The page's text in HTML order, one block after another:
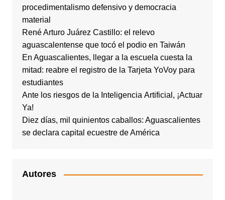
procedimentalismo defensivo y democracia
material
René Arturo Juárez Castillo: el relevo
aguascalentense que tocó el podio en Taiwán
En Aguascalientes, llegar a la escuela cuesta la
mitad: reabre el registro de la Tarjeta YoVoy para
estudiantes
Ante los riesgos de la Inteligencia Artificial, ¡Actuar
Ya!
Diez días, mil quinientos caballos: Aguascalientes
se declara capital ecuestre de América
Autores